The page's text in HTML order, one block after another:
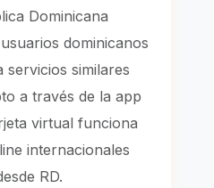
Dominicana
dominicanos
servicios similares
a través de la app
virtual funciona
internacionales
RD.